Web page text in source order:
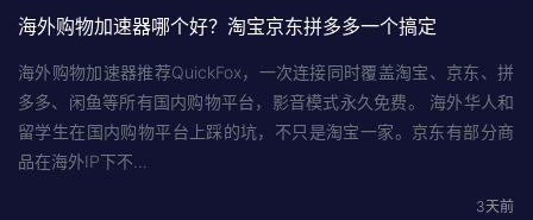
海外购物加速器哪个好？淘宝京东拼多多一个搞定
海外购物加速器推荐QuickFox，一次连接同时覆盖淘宝、京东、拼
多多、闲鱼等所有国内购物平台，影音模式永久免费。 海外华人和
留学生在国内购物平台上踩的坑，不只是淘宝一家。京东有部分商
品在海外IP下不…
3天前